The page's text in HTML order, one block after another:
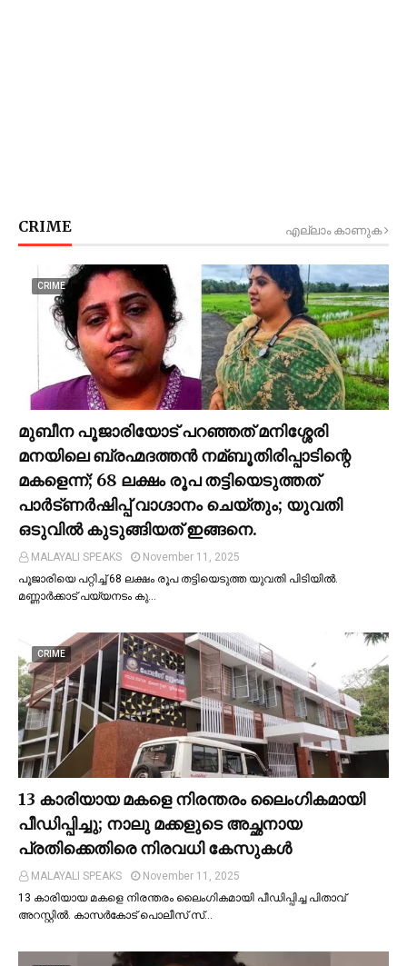
CRIME എല്ലാം കാണുക
CRIME
മുബീന പൂജാരിയോട് പറഞ്ഞത് മനിശ്ശേരി
മനയിലെ ബ്രഹ്മദത്തൻ നമ്ബൂതിരിപ്പാടിന്റെ
മകളെന്ന്; 68 ലക്ഷം രൂപ തട്ടിയെടുത്തത്
പാര്‍ട്ണര്‍ഷിപ്പ് വാഗ്ദാനം ചെയ്തും; യുവതി
ഒടുവില്‍ കുടുങ്ങിയത് ഇങ്ങനെ.
MALAYALI SPEAKS
November 11, 2025
പൂജാരിയെ പറ്റിച്ച്‌ 68 ലക്ഷം രൂപ തട്ടിയെടുത്ത യുവതി പിടിയില്‍.
മണ്ണാർക്കാട് പയ്യനടം കു…
CRIME
13 കാരിയായ മകളെ നിരന്തരം ലൈംഗികമായി
പീഡിപ്പിച്ചു; നാലു മക്കളുടെ അച്ഛനായ
പ്രതിക്കെതിരെ നിരവധി കേസുകള്‍
MALAYALI SPEAKS
November 11, 2025
13 കാരിയായ മകളെ നിരന്തരം ലൈംഗികമായി പീഡിപ്പിച്ച പിതാവ്
അറസ്റ്റില്‍. കാസർകോട് പൊലീസ് സ്…